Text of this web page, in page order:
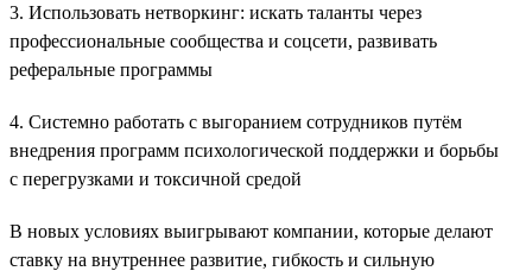
3. Использовать нетворкинг: искать таланты через
профессиональные сообщества и соцсети, развивать
реферальные программы
4. Системно работать с выгоранием сотрудников путём
внедрения программ психологической поддержки и борьбы
с перегрузками и токсичной средой
В новых условиях выигрывают компании, которые делают
ставку на внутреннее развитие, гибкость и сильную